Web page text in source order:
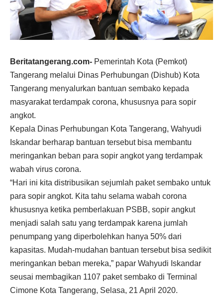
Beritatangerang.com- Pemerintah Kota (Pemkot)
Tangerang melalui Dinas Perhubungan (Dishub) Kota
Tangerang menyalurkan bantuan sembako kepada
masyarakat terdampak corona, khususnya para sopir
angkot.
Kepala Dinas Perhubungan Kota Tangerang, Wahyudi
Iskandar berharap bantuan tersebut bisa membantu
meringankan beban para sopir angkot yang terdampak
wabah virus corona.
“Hari ini kita distribusikan sejumlah paket sembako untuk
para sopir angkot. Kita tahu selama wabah corona
khususnya ketika pemberlakuan PSBB, sopir angkut
menjadi salah satu yang terdampak karena jumlah
penumpang yang diperbolehkan hanya 50% dari
kapasitas. Mudah-mudahan bantuan tersebut bisa sedikit
meringankan beban mereka,” papar Wahyudi Iskandar
seusai membagikan 1107 paket sembako di Terminal
Cimone Kota Tangerang, Selasa, 21 April 2020.